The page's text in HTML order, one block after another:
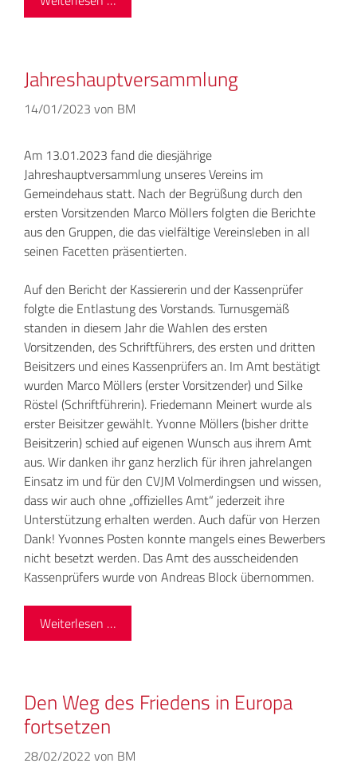
Jahreshauptversammlung
14/01/2023 von BM
Am 13.01.2023 fand die diesjährige
Jahreshauptversammlung unseres Vereins im
Gemeindehaus statt. Nach der Begrüßung durch den
ersten Vorsitzenden Marco Möllers folgten die Berichte
aus den Gruppen, die das vielfältige Vereinsleben in all
seinen Facetten präsentierten.
Auf den Bericht der Kassiererin und der Kassenprüfer
folgte die Entlastung des Vorstands. Turnusgemäß
standen in diesem Jahr die Wahlen des ersten
Vorsitzenden, des Schriftführers, des ersten und dritten
Beisitzers und eines Kassenprüfers an. Im Amt bestätigt
wurden Marco Möllers (erster Vorsitzender) und Silke
Röstel (Schriftführerin). Friedemann Meinert wurde als
erster Beisitzer gewählt. Yvonne Möllers (bisher dritte
Beisitzerin) schied auf eigenen Wunsch aus ihrem Amt
aus. Wir danken ihr ganz herzlich für ihren jahrelangen
Einsatz im und für den CVJM Volmerdingsen und wissen,
dass wir auch ohne „offizielles Amt“ jederzeit ihre
Unterstützung erhalten werden. Auch dafür von Herzen
Dank! Yvonnes Posten konnte mangels eines Bewerbers
nicht besetzt werden. Das Amt des ausscheidenden
Kassenprüfers wurde von Andreas Block übernommen.
Weiterlesen …
Den Weg des Friedens in Europa
fortsetzen
28/02/2022 von BM